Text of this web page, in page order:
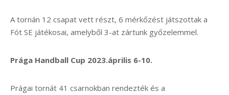
A tornán 12 csapat vett részt, 6 mérkőzést játszottak a
Fót SE játékosai, amelyből 3-at zártunk győzelemmel.
Prága Handball Cup 2023.április 6-10.
Prágai tornát 41 csarnokban rendezték és a